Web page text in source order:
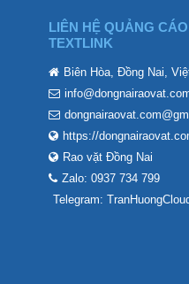
LIÊN HỆ QUẢNG
TEXTLINK
Biên Hòa, Đồng Nai,
https://
Rao vặt Đồng Nai
Zalo: 0937 734 799
Telegram: